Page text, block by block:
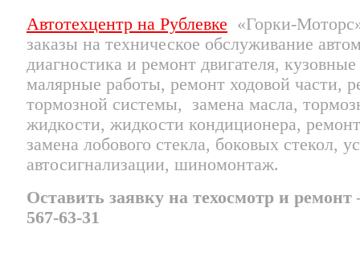
Автотехцентр на Рублевке «Горки-
заказы на техническое обслуживание
диагностика и ремонт двигателя,
малярные работы, ремонт ходовой части,
тормозной системы, замена масла,
жидкости, жидкости кондиционера,
замена лобового стекла, боковых стекол,
автосигнализации, шиномонтаж.
Оставить заявку на техосмотр и ремонт
567-63-31